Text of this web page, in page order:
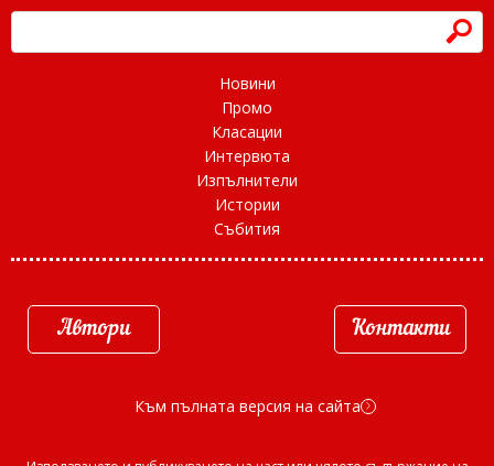
h
Новини
Промо
Класации
Интервюта
Изпълнители
Истории
Събития
Автори Контакти
Към пълната версия на сайта d